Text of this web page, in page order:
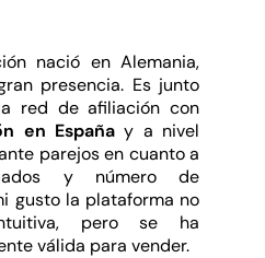
nació en Alemania,
presencia. Es junto
red de afiliación con
en España y a nivel
parejos en cuanto a
y número de
gusto la plataforma no
pero se ha
válida para vender.